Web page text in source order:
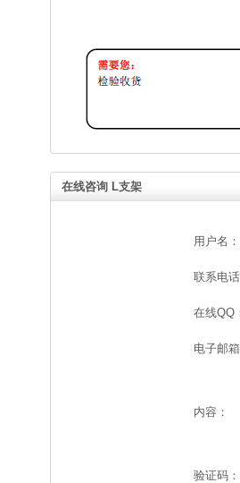
在线咨询 L支架
用户名：
联系电
在线QQ
电子邮
内容：
验证码：